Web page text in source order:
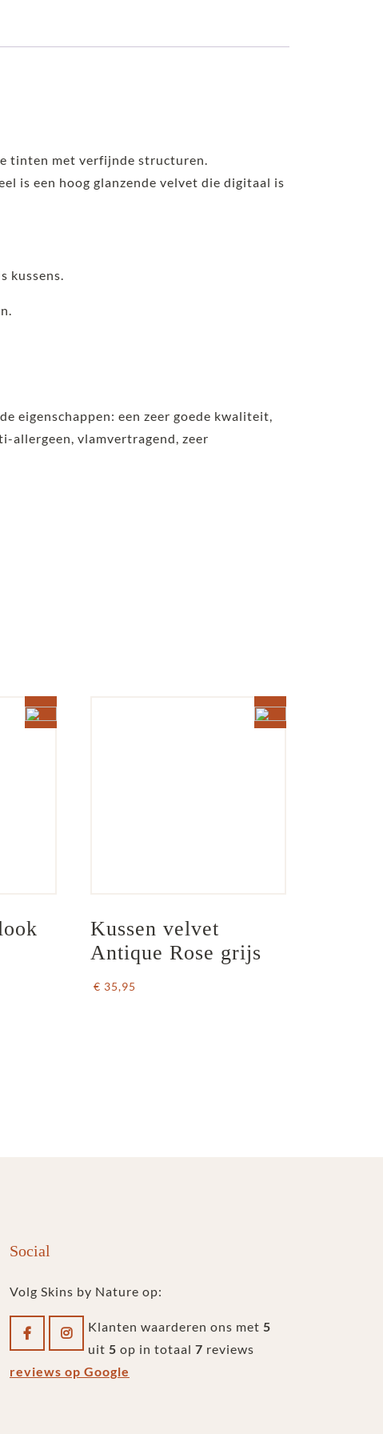
tinten met verfijnde structuren.
is een hoog glanzende velvet die digitaal is
kussens.
eigenschappen: een zeer goede kwaliteit,
allergeen, vlamvertragend, zeer
Kussen velvet
Antique Rose grijs
€ 35,95
Social
Volg Skins by Nature op:
Klanten waarderen ons met 5
uit 5 op in totaal 7 reviews
reviews op Google